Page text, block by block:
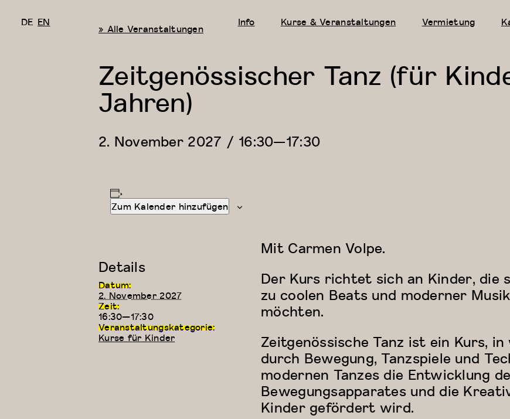
Info Kurse & Veranstaltungen Vermietung
DE EN « Alle Veranstaltungen
Zeitgenössischer Tanz (für
Jahren)
2. November 2027 / 16:30—17:30
Mit Carmen Volpe.
Der Kurs richtet sich an Kinder, die
zu coolen Beats und moderner
möchten.
Zeitgenössische Tanz ist ein Kurs, in
durch Bewegung, Tanzspiele und
modernen Tanzes die Entwicklung
Bewegungsapparates und die
Kinder gefördert wird.
Zum Kalender hinzufügen
Details
Datum:
2. November 2027
Zeit:
16:30—17:30
Veranstaltungskategorie:
Kurse für Kinder